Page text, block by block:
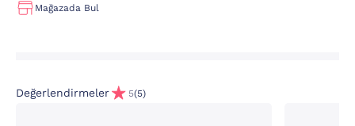
Mağazada Bul
Değerlendirmeler 5(5)